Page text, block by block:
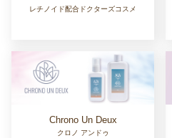
レチノイド配合ドクターズコスメ
Chrono Un Deux
クロノ アンドゥ